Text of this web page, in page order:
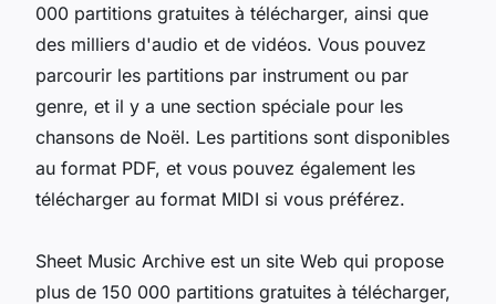
000 partitions gratuites à télécharger, ainsi que
des milliers d'audio et de vidéos. Vous pouvez
parcourir les partitions par instrument ou par
genre, et il y a une section spéciale pour les
chansons de Noël. Les partitions sont disponibles
au format PDF, et vous pouvez également les
télécharger au format MIDI si vous préférez.
Sheet Music Archive est un site Web qui propose
plus de 150 000 partitions gratuites à télécharger,